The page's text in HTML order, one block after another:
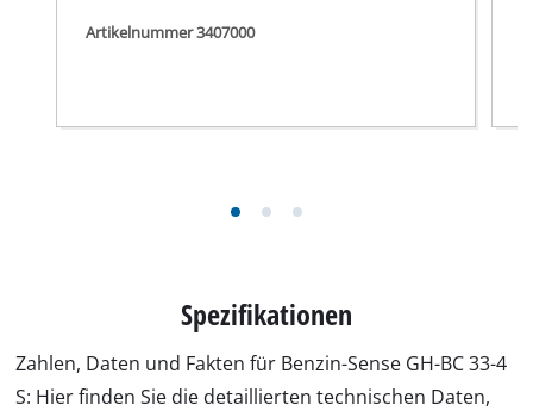
Artikelnummer 3407000
Spezifikationen
Zahlen, Daten und Fakten für Benzin-Sense GH-BC 33-4
S: Hier finden Sie die detaillierten technischen Daten,